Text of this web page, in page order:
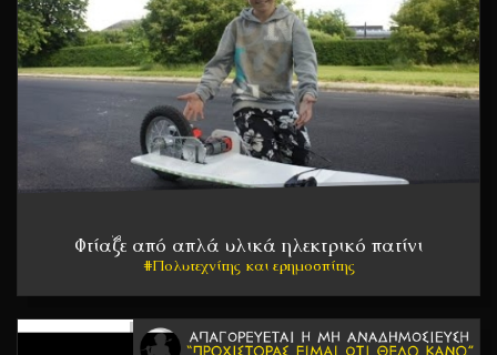
Φτίαξε από απλά υλικά ηλεκτρικό πατίνι
Πολυτεχνίτης και ερημοσπίτης